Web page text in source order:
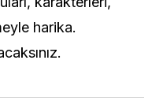
harika.